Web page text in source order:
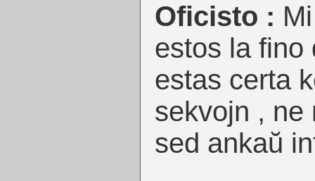
Oficisto :
estos la fino
estas certa
sekvojn , ne
sed ankaŭ